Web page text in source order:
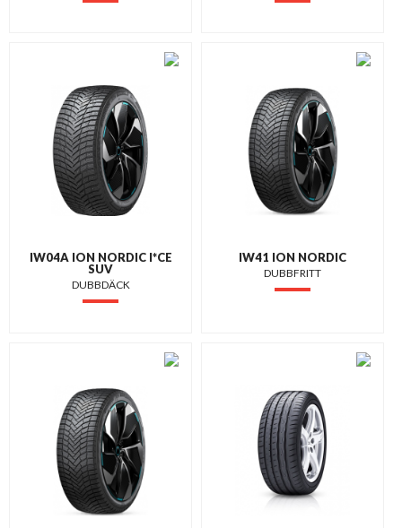
IW04A ION NORDIC I*CE
SUV
DUBBDÄCK
IW41 ION NORDIC
DUBBFRITT